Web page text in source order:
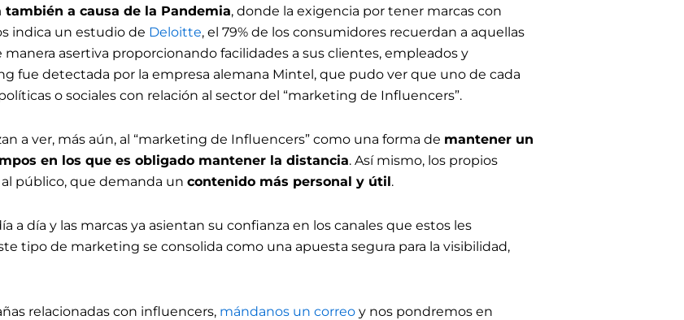
a causa de la Pandemia, donde la exigencia por tener marcas con
indica un estudio de Deloitte, el 79% de los consumidores recuerdan a aquellas
asertiva proporcionando facilidades a sus clientes, empleados y
fue detectada por la empresa alemana Mintel, que pudo ver que uno de cada
o sociales con relación al sector del “marketing de Influencers”.
a ver, más aún, al “marketing de Influencers” como una forma de mantener un
en los que es obligado mantener la distancia. Así mismo, los propios
público, que demanda un contenido más personal y útil.
día y las marcas ya asientan su confianza en los canales que estos les
tipo de marketing se consolida como una apuesta segura para la visibilidad,
relacionadas con influencers, mándanos un correo y nos pondremos en